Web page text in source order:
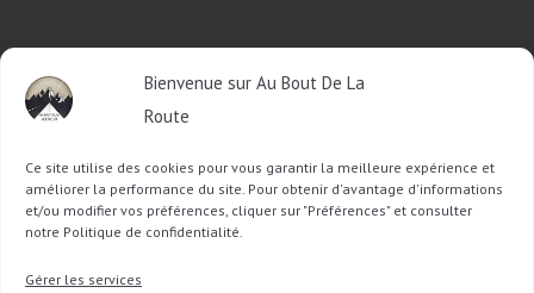
Bienvenue sur Au Bout De La
Route
Ce site utilise des cookies pour vous garantir la meilleure expérience et
améliorer la performance du site. Pour obtenir d'avantage d'informations
et/ou modifier vos préférences, cliquer sur "Préférences" et consulter
notre Politique de confidentialité.
Gérer les services
RETROUVEZ-MOI SUR FACEBOOK
OU SUR TWITTER
Follow @Sophie_ABDLRTweet to @Sophie_ABDLR